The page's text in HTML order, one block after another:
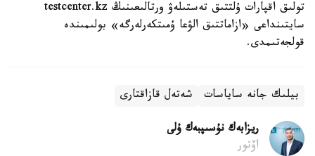
تولىق اقپارات ۇلتتىق تەستىلەۋ ورتالىعىنىڭ testcenter.kz
سايتىنداعى «ازاماتتىق الۋعا ۇمىتكەرلەرگە» بولىمىندە
قولجەتىمدى.
بيلىك جانە ساياسات شەتەل قازاقتارى
ريزابەك نۇسىپبەك ۇلى
اۆتور